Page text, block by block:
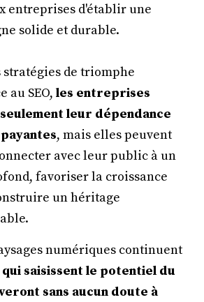
entreprises d'établir une
solide et durable.
stratégies de triomphe
au SEO, les entreprises
leur dépendance
, mais elles peuvent
avec leur public à un
favoriser la croissance
un héritage
numériques continuent
qui saisissent le potentiel du
sans aucun doute à